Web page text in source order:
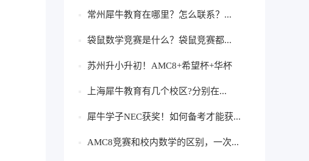
常州犀牛教育在哪里？怎么联系？...
袋鼠数学竞赛是什么？袋鼠竞赛都...
苏州升小升初！AMC8+希望杯+华杯
三...
上海犀牛教育有几个校区?分别在...
犀牛学子NEC获奖！如何备考才能获...
AMC8竞赛和校内数学的区别，一次...